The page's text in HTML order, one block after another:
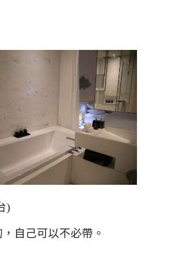
)
自己可以不必帶。